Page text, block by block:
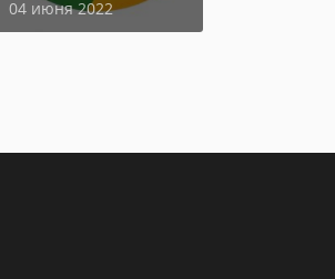
04 июня 2022